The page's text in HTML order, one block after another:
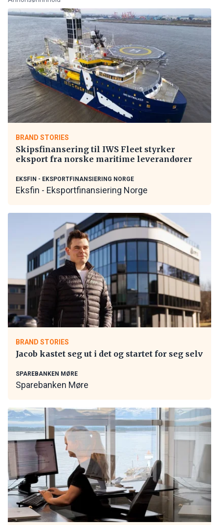
BRAND STORIES
Skipsfinansering til IWS Fleet styrker
eksport fra norske maritime leverandører
EKSFIN - EKSPORTFINANSIERING NORGE
Eksfin - Eksportfinansiering Norge
BRAND STORIES
Jacob kastet seg ut i det og startet for seg selv
SPAREBANKEN MØRE
Sparebanken Møre